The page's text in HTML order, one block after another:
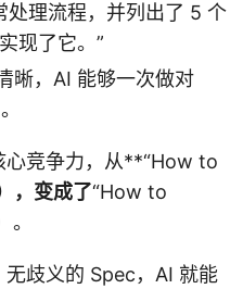
处理流程，并列出了 5 个
现了它。”
晰，AI 能够一次做对
心竞争力，从**“How to
，变成了“How to
歧义的 Spec，AI 就能